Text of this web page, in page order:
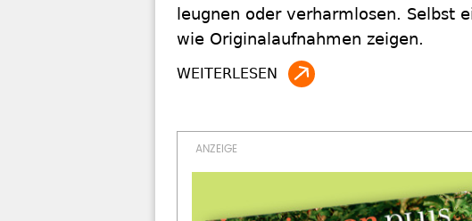
leugnen oder verharmlosen. Selbst
wie Originalaufnahmen zeigen.